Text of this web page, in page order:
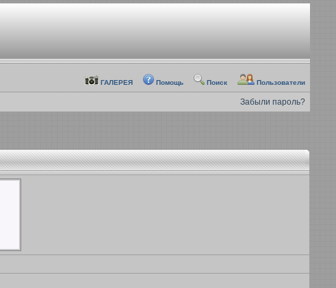
ГАЛЕРЕЯ Помощь Поиск Пользователи
Забыли пароль?